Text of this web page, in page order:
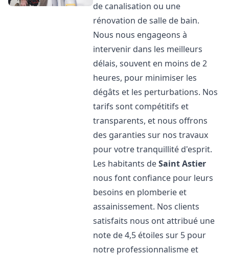
de canalisation ou une
rénovation de salle de bain.
Nous nous engageons à
intervenir dans les meilleurs
délais, souvent en moins de 2
heures, pour minimiser les
dégâts et les perturbations. Nos
tarifs sont compétitifs et
transparents, et nous offrons
des garanties sur nos travaux
pour votre tranquillité d'esprit.
Les habitants deSaint Astier
nous font confiance pour leurs
besoins en plomberie et
assainissement. Nos clients
satisfaits nous ont attribué une
note de 4,5 étoiles sur 5 pour
notre professionnalisme et